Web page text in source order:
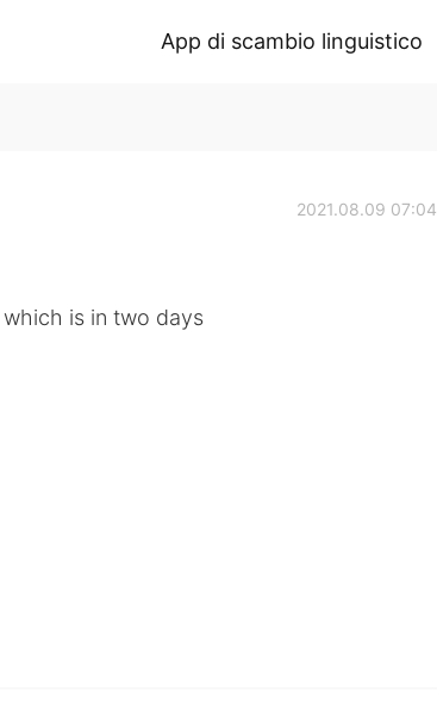
App di scambio linguistico
2021.08.09 07:04
is in two days